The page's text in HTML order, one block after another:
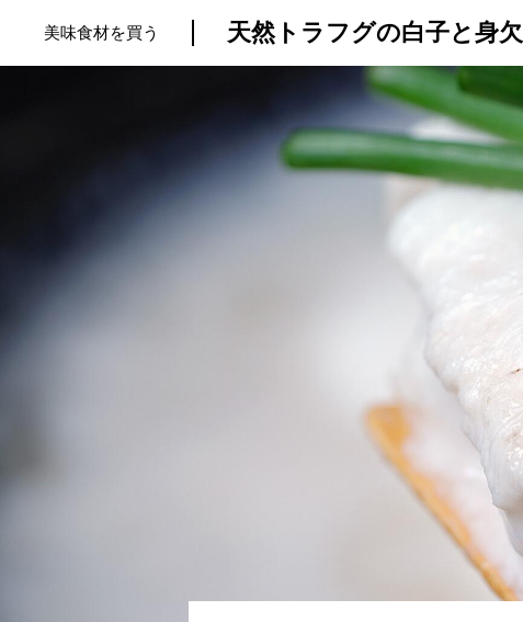
美味食材を買う 天然トラフグの白子と身